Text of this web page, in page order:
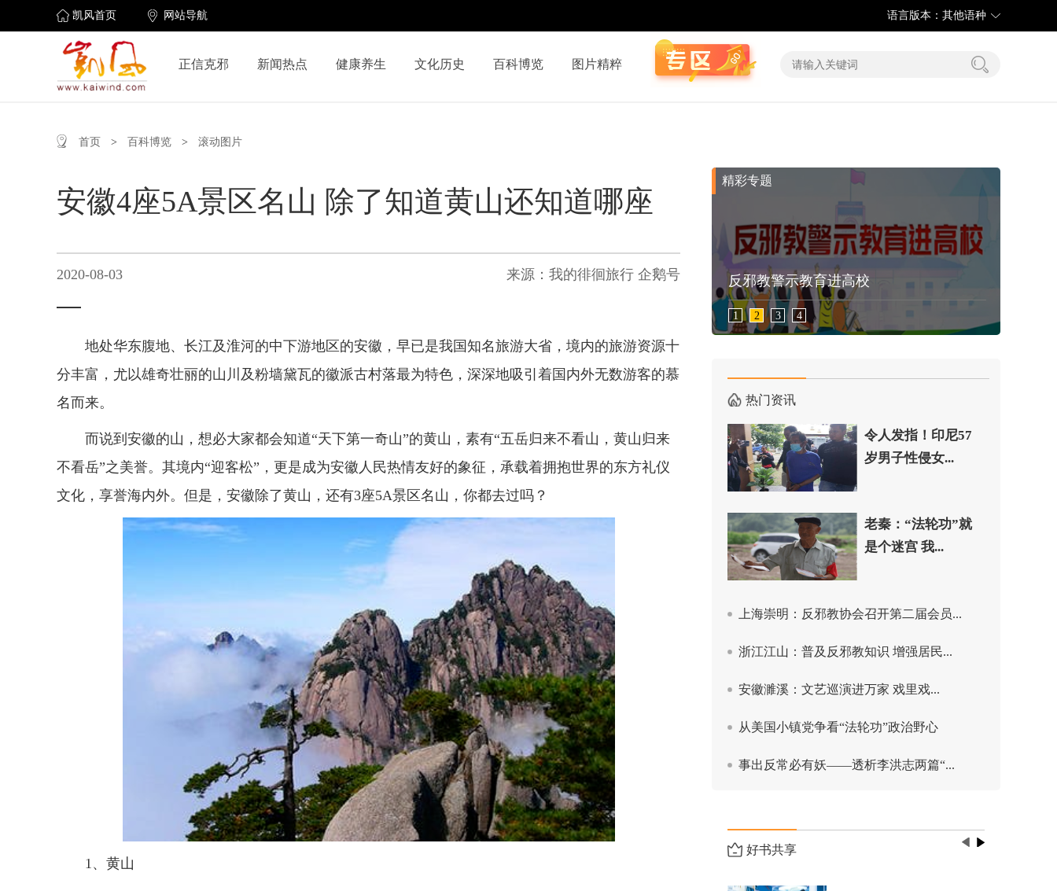
凯风首页 网站导航 语言版本：其他语种
正信克邪 新闻热点 健康养生 文化历史 百科博览 图片精粹
首页 > 百科博览 > 滚动图片
安徽4座5A景区名山 除了知道黄山还知道哪座
2020-08-03 来源：我的徘徊旅行 企鹅号
地处华东腹地、长江及淮河的中下游地区的安徽，早已是我国知名旅游大省，境内的旅游资源十
分丰富，尤以雄奇壮丽的山川及粉墙黛瓦的徽派古村落最为特色，深深地吸引着国内外无数游客的慕
名而来。
而说到安徽的山，想必大家都会知道“天下第一奇山”的黄山，素有“五岳归来不看山，黄山归来
不看岳”之美誉。其境内“迎客松”，更是成为安徽人民热情友好的象征，承载着拥抱世界的东方礼仪
文化，享誉海内外。但是，安徽除了黄山，还有3座5A景区名山，你都去过吗？
1、黄山